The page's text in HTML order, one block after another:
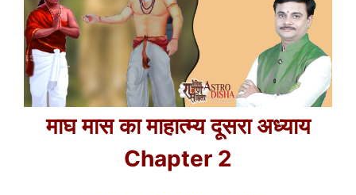
माघ मास का माहात्म्य दूसरा अध्याय
Chapter 2